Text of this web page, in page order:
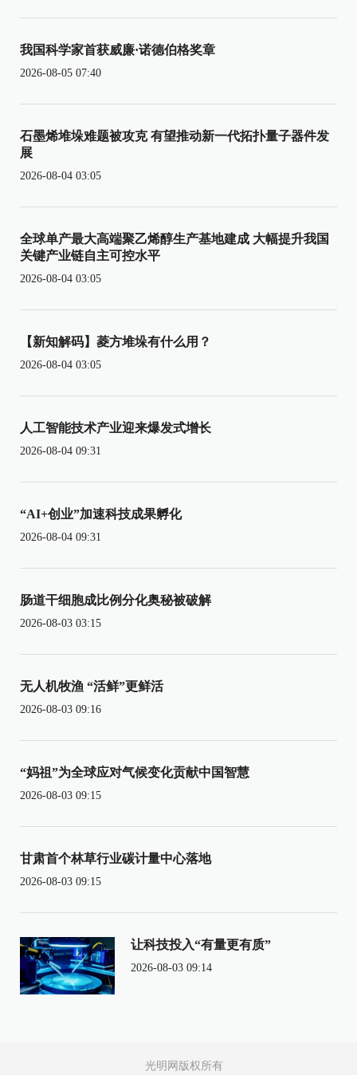
我国科学家首获威廉·诺德伯格奖章
2026-08-05 07:40
石墨烯堆垛难题被攻克 有望推动新一代拓扑量子器件发
展
2026-08-04 03:05
全球单产最大高端聚乙烯醇生产基地建成 大幅提升我国
关键产业链自主可控水平
2026-08-04 03:05
【新知解码】菱方堆垛有什么用？
2026-08-04 03:05
人工智能技术产业迎来爆发式增长
2026-08-04 09:31
“AI+创业”加速科技成果孵化
2026-08-04 09:31
肠道干细胞成比例分化奥秘被破解
2026-08-03 03:15
无人机牧渔 “活鲜”更鲜活
2026-08-03 09:16
“妈祖”为全球应对气候变化贡献中国智慧
2026-08-03 09:15
甘肃首个林草行业碳计量中心落地
2026-08-03 09:15
让科技投入“有量更有质”
2026-08-03 09:14
光明网版权所有